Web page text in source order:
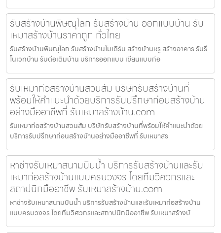
รับสร้างบ้านพิษณุโลก รับสร้างบ้าน ออกแบบบ้าน รับ
เหมาสร้างบ้านราคาถูก ทั่วไทย
รับสร้างบ้านพิษณุโลก รับสร้างบ้านโมเดิร์น สร้างบ้านหรู สร้างอาคาร รับรี
โนเวทบ้าน รับต่อเติมบ้าน บริการออกแบบ เขียนแบบก่อ
รับเหมาก่อสร้างบ้านสวนส้ม บริษัทรับสร้างบ้านที่
พร้อมให้คำแนะนำด้วยบริการรับปรึกษาก่อนสร้างบ้าน
อย่างมืออาชีพที่ รับเหมาสร้างบ้าน.com
รับเหมาก่อสร้างบ้านสวนส้ม บริษัทรับสร้างบ้านที่พร้อมให้คำแนะนำด้วย
บริการรับปรึกษาก่อนสร้างบ้านอย่างมืออาชีพที่ รับเหมาสร
หาช่างรับเหมาสนามบินน้ำ บริการรับสร้างบ้านและรับ
เหมาก่อสร้างบ้านแบบครบวงจร โดยทีมวิศวกรและ
สถาปนิกมืออาชีพ รับเหมาสร้างบ้าน.com
หาช่างรับเหมาสนามบินน้ำ บริการรับสร้างบ้านและรับเหมาก่อสร้างบ้าน
แบบครบวงจร โดยทีมวิศวกรและสถาปนิกมืออาชีพ รับเหมาสร้างบ้